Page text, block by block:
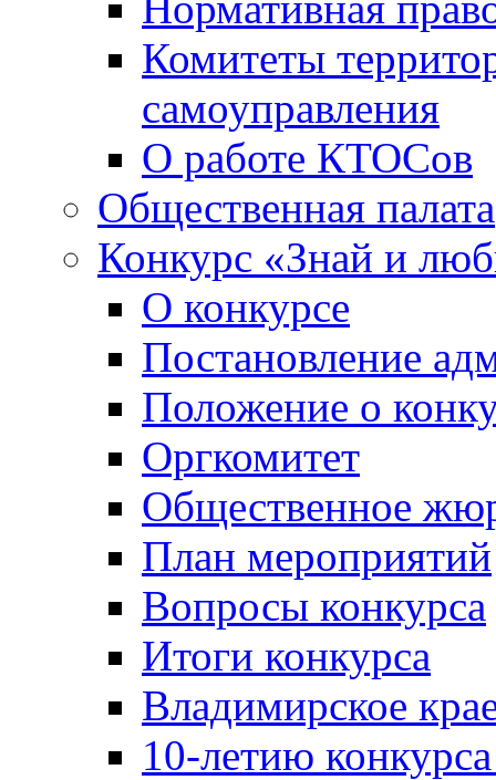
Комитеты
самоуправления
О работе КТОСов
Общественная палата
Конкурс «Знай и
О конкурсе
Постановление
Положение о
Оргкомитет
Общественное
План мероприятий
Вопросы конкурса
Итоги конкурса
Владимирское
10-летию